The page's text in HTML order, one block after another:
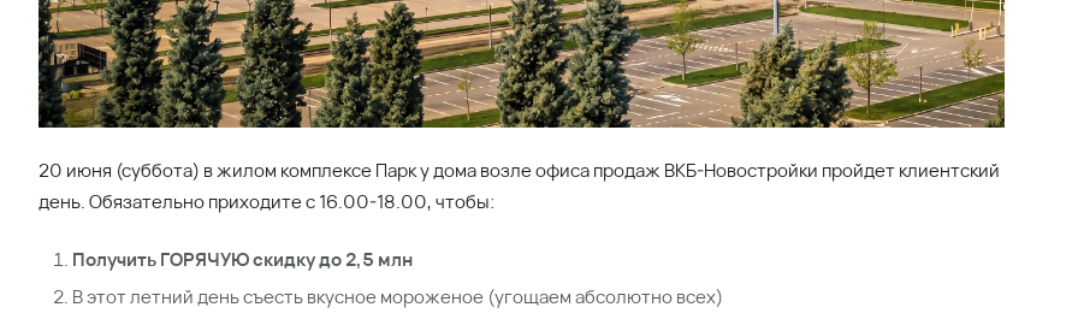
20 июня (суббота) в жилом комплексе Парк у дома возле офиса продаж ВКБ-Новостройки пройдет клиентский
день. Обязательно приходите с 16.00-18.00, чтобы:
Получить ГОРЯЧУЮ скидку до 2,5 млн
В этот летний день съесть вкусное мороженое (угощаем абсолютно всех)